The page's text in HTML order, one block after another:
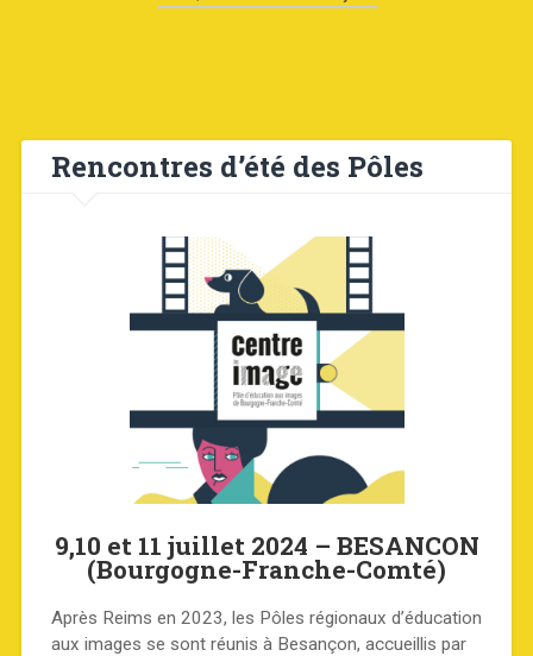
Rencontres d’été des Pôles
9,10 et 11 juillet 2024 – BESANCON
(Bourgogne-Franche-Comté)
Après Reims en 2023, les Pôles régionaux d’éducation
aux images se sont réunis à Besançon, accueillis par